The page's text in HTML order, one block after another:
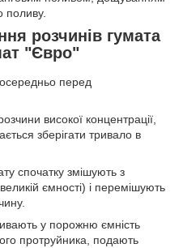
поливу.
розчинів гумата
"Євро"
перед
високої концентрації,
зберігати тривало в
спочатку змішують з
ємності) і перемішують
у порожню ємність
протруйника, подають